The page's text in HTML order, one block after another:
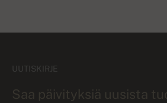
UUTISKIRJE
Saa päivityksiä uusista